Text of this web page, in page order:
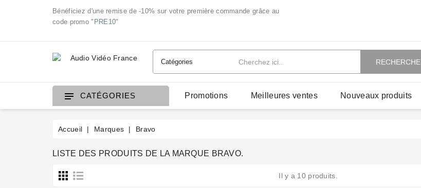
Bénéficiez d'une remise de -10% sur votre première commande grâce au
code promo " PRE10"
RECHERCHE
CATÉGORIES Promotions Meilleures ventes Nouveaux produits
Accueil Marques Bravo
LISTE DES PRODUITS DE LA MARQUE BRAVO.
Il y a 10 produits.